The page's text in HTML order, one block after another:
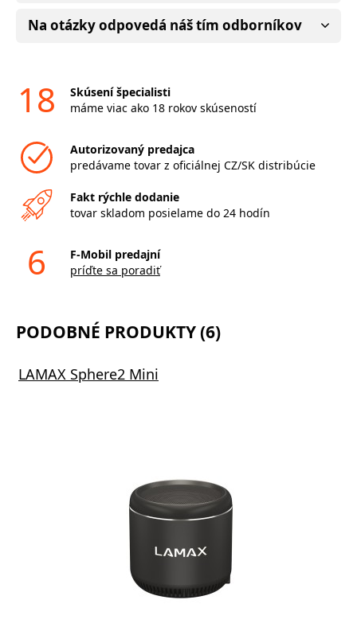
Na otázky odpovedá náš tím odborníkov
18
Skúsení špecialisti
máme viac ako 18 rokov skúseností
Autorizovaný predajca
predávame tovar z oficiálnej CZ/SK distribúcie
Fakt rýchle dodanie
tovar skladom posielame do 24 hodín
6
F-Mobil predajní
príďte sa poradiť
PODOBNÉ PRODUKTY (6)
LAMAX Sphere2 Mini